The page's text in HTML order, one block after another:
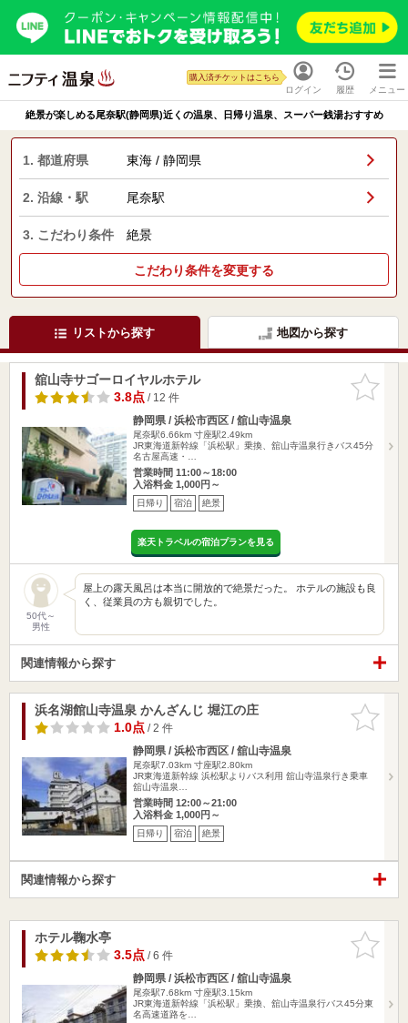
ログイン
購入済チケットはこちら
履歴 メニュー
絶景が楽しめる尾奈駅(静岡県)近くの温泉、日帰り温泉、スーパー銭湯おすすめ
1. 都道府県 東海 / 静岡県
2. 沿線・駅 尾奈駅
3. こだわり条件 絶景
こだわり条件を変更する
リストから探す 地図から探す
お気に入
りに追加
舘山寺サゴーロイヤルホテル
3.8点/ 12 件
静岡県 / 浜松市西区 / 舘山寺温泉
尾奈駅6.66km 寸座駅2.49km
JR東海道新幹線「浜松駅」乗換、舘山寺温泉行きバス45分
名古屋高速・…
営業時間 11:00～18:00
入浴料金 1,000円～
日帰り 宿泊 絶景
楽天トラベルの宿泊プランを見る
50代～
男性
屋上の露天風呂は本当に開放的で絶景だった。 ホテルの施設も良
く、従業員の方も親切でした。
関連情報から探す
お気に入
りに追加
浜名湖館山寺温泉 かんざんじ 堀江の庄
1.0点/ 2 件
静岡県 / 浜松市西区 / 舘山寺温泉
尾奈駅7.03km 寸座駅2.80km
JR東海道新幹線 浜松駅よりバス利用 舘山寺温泉行き乗車
舘山寺温泉…
営業時間 12:00～21:00
入浴料金 1,000円～
日帰り 宿泊 絶景
関連情報から探す
お気に入
りに追加
ホテル鞠水亭
3.5点/ 6 件
静岡県 / 浜松市西区 / 舘山寺温泉
尾奈駅7.68km 寸座駅3.15km
JR東海道新幹線「浜松駅」乗換、舘山寺温泉行バス45分東
名高速道路を…